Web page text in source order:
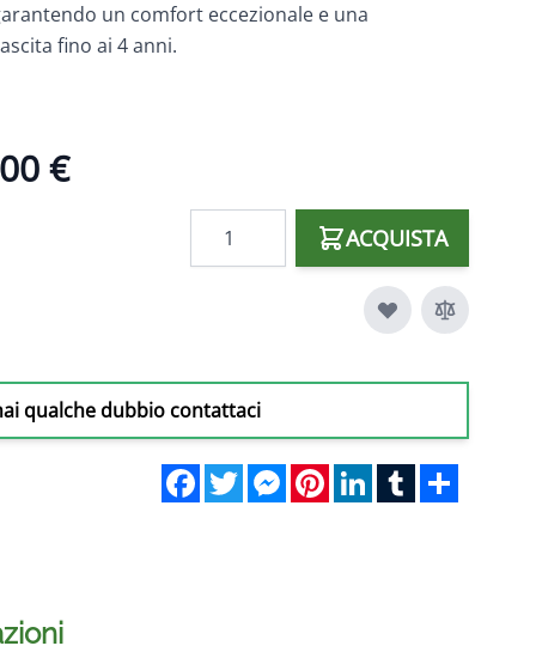
un comfort eccezionale e una
fino ai 4 anni.
€
ACQUISTA
qualche dubbio contattaci
FacebookTwitterMessengerPinterestLinkedInTumblr